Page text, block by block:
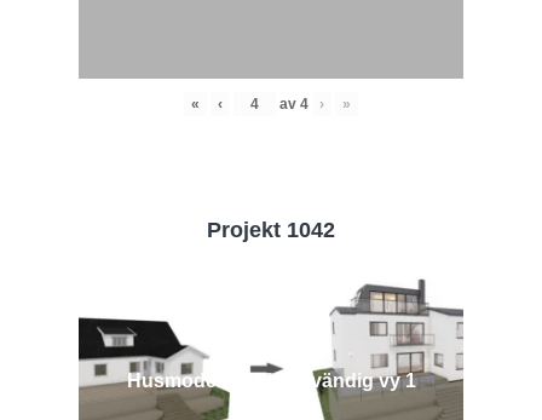
« ‹ av 4 › »
Projekt 1042
Husmodell 1042 - Utvändig vy 1